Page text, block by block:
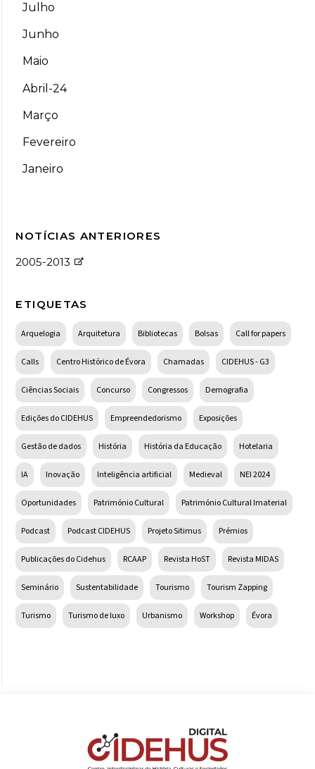
Julho
Junho
Maio
Abril-24
Março
Fevereiro
Janeiro
NOTÍCIAS ANTERIORES
2005-2013
ETIQUETAS
Arquelogia Arquitetura Bibliotecas Bolsas Call for papers
Calls Centro Histórico de Évora Chamadas CIDEHUS - G3
Ciências Sociais Concurso Congressos Demografia
Edições do CIDEHUS Empreendedorismo Exposições
Gestão de dados História História da Educação Hotelaria
IA Inovação Inteligência artificial Medieval NEI 2024
Oportunidades Património Cultural Património Cultural Imaterial
Podcast Podcast CIDEHUS Projeto Sitimus Prémios
Publicações do Cidehus RCAAP Revista HoST Revista MIDAS
Seminário Sustentabilidade Tourismo Tourism Zapping
Turismo Turismo de luxo Urbanismo Workshop Évora